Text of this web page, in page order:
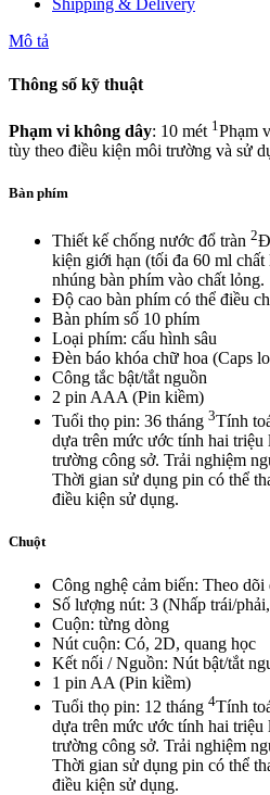
nhỏ
***
12T
lượng
Shipping & Delivery
Mô tả
Thông số kỹ thuật
Phạm vi không dây: 10 mét 1 Phạm
tùy theo điều kiện môi trường và sử
Bàn phím
Thiết kế chống nước đổ tràn 2
kiện giới hạn (tối đa 60 ml
nhúng bàn phím vào chất lỏng.
Độ cao bàn phím có thể điều
Bàn phím số 10 phím
Loại phím: cấu hình sâu
Đèn báo khóa chữ hoa (Caps
Công tắc bật/tắt nguồn
2 pin AAA (Pin kiềm)
Tuổi thọ pin: 36 tháng 3Tính
dựa trên mức ước tính hai triệu
trường công sở. Trải nghiệm
Thời gian sử dụng pin có thể
điều kiện sử dụng.
Chuột
Công nghệ cảm biến: Theo dõi
Số lượng nút: 3 (Nhấp trái/
Cuộn: từng dòng
Nút cuộn: Có, 2D, quang học
Kết nối / Nguồn: Nút bật/tắt
1 pin AA (Pin kiềm)
Tuổi thọ pin: 12 tháng 4Tính
dựa trên mức ước tính hai triệu
trường công sở. Trải nghiệm
Thời gian sử dụng pin có thể
điều kiện sử dụng.